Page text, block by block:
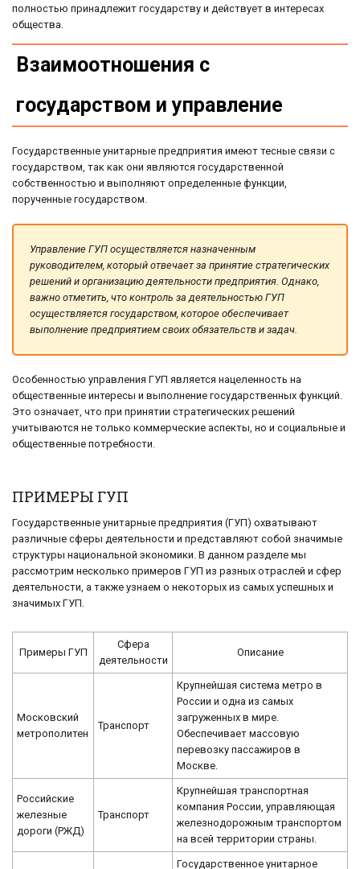
полностью принадлежит государству и действует в интересах
общества.
Взаимоотношения с
государством и управление
Государственные унитарные предприятия имеют тесные связи с
государством, так как они являются государственной
собственностью и выполняют определенные функции,
порученные государством.
Управление ГУП осуществляется назначенным
руководителем, который отвечает за принятие стратегических
решений и организацию деятельности предприятия. Однако,
важно отметить, что контроль за деятельностью ГУП
осуществляется государством, которое обеспечивает
выполнение предприятием своих обязательств и задач.
Особенностью управления ГУП является нацеленность на
общественные интересы и выполнение государственных функций.
Это означает, что при принятии стратегических решений
учитываются не только коммерческие аспекты, но и социальные и
общественные потребности.
ПРИМЕРЫ ГУП
Государственные унитарные предприятия (ГУП) охватывают
различные сферы деятельности и представляют собой значимые
структуры национальной экономики. В данном разделе мы
рассмотрим несколько примеров ГУП из разных отраслей и сфер
деятельности, а также узнаем о некоторых из самых успешных и
значимых ГУП.
Примеры ГУП
Сфера
деятельности
Описание
Московский
метрополитен
Транспорт
Крупнейшая система метро в
России и одна из самых
загруженных в мире.
Обеспечивает массовую
перевозку пассажиров в
Москве.
Российские
железные
дороги (РЖД)
Транспорт
Крупнейшая транспортная
компания России, управляющая
железнодорожным транспортом
на всей территории страны.
Государственное унитарное